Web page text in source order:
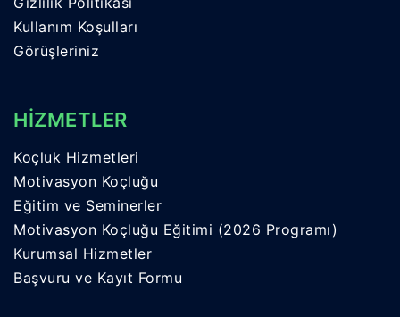
Kullanım Koşulları
Görüşleriniz
HİZMETLER
Koçluk Hizmetleri
Motivasyon Koçluğu
Eğitim ve Seminerler
Motivasyon Koçluğu Eğitimi (2026 Programı)
Kurumsal Hizmetler
Başvuru ve Kayıt Formu